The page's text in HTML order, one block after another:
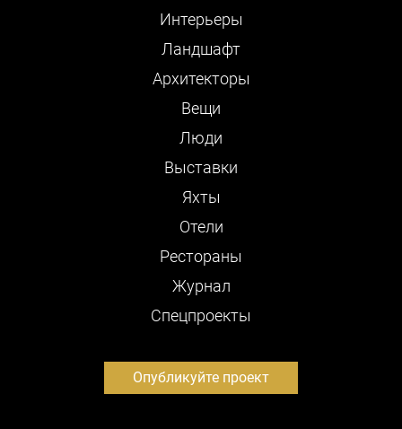
Интерьеры
Ландшафт
Архитекторы
Вещи
Люди
Выставки
Яхты
Отели
Рестораны
Журнал
Cпецпроекты
Опубликуйте проект